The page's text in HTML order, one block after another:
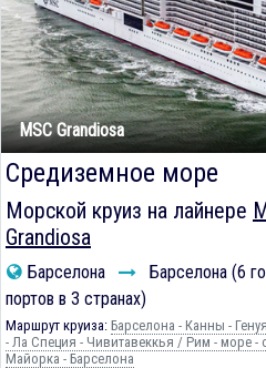
MSC Grandiosa
Средиземное море
Морской круиз на лайнере
Grandiosa
Барселона
Барселона (6
портов в 3 странах)
Маршрут круиза: Барселона - Канны -
- Ла Специя - Чивитавеккья / Рим - море -
Майорка - Барселона